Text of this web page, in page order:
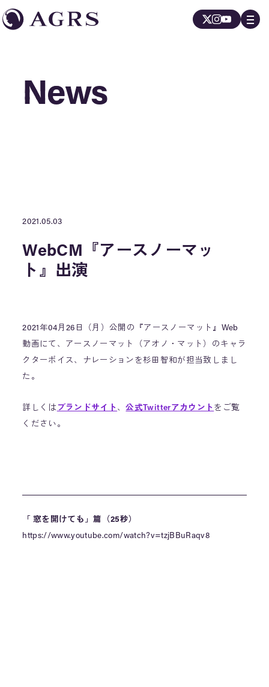
News
News
2021.05.03
WebCM『アースノーマッ
ト』出演
2021年04月26日（月）公開の『アースノーマット』Web
動画にて、アースノーマット（アオノ・マット）のキャラ
クターボイス、ナレーションを杉田智和が担当致しまし
た。
詳しくは ブランドサイト 、公式Twitterアカウント をご覧
ください。
「 窓を開けても」篇（25秒）
https://www.youtube.com/watch?v=tzjBBuRaqv8